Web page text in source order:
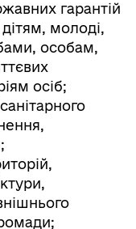
гарантій
молоді,
особам,
осіб;